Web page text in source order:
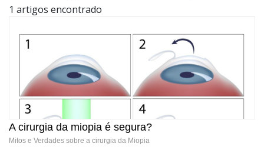
1 artigos encontrado
A cirurgia da miopia é segura?
Mitos e Verdades sobre a cirurgia da Miopia